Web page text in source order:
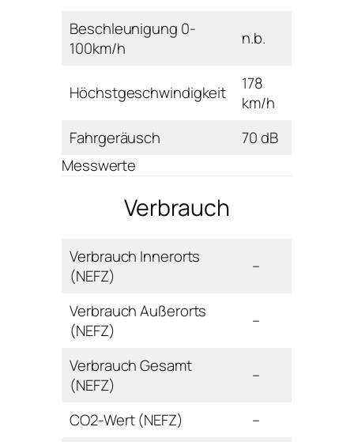
Beschleunigung 0-
100km/h
n.b.
Höchstgeschwindigkeit
178
km/h
Fahrgeräusch
70 dB
Messwerte
Verbrauch
Verbrauch Innerorts
(NEFZ)
–
Verbrauch Außerorts
(NEFZ)
–
Verbrauch Gesamt
(NEFZ)
–
CO2-Wert (NEFZ) –